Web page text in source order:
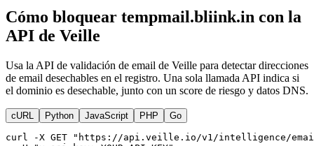
Cómo bloquear tempmail.bliink.in con la
API de Veille
Usa la API de validación de email de Veille para detectar direcciones
de email desechables en el registro. Una sola llamada API indica si
el dominio es desechable, junto con un score de riesgo y datos DNS.
cURL Python JavaScript PHP Go
curl -X GET "https://api.veille.io/v1/intelligence/